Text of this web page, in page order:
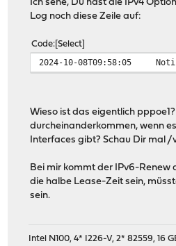
Ich sehe, Du hast die IPv4
Log noch diese Zeile auf:
Code Select
2024-10-08T09:58:05
Wieso ist das eigentlich
durcheinanderkommen, wenn
Interfaces gibt? Schau Dir mal
Bei mir kommt der IPv6-Renew
die halbe Lease-Zeit sein,
sein.
Intel N100, 4* I226-V, 2* 82559, 16